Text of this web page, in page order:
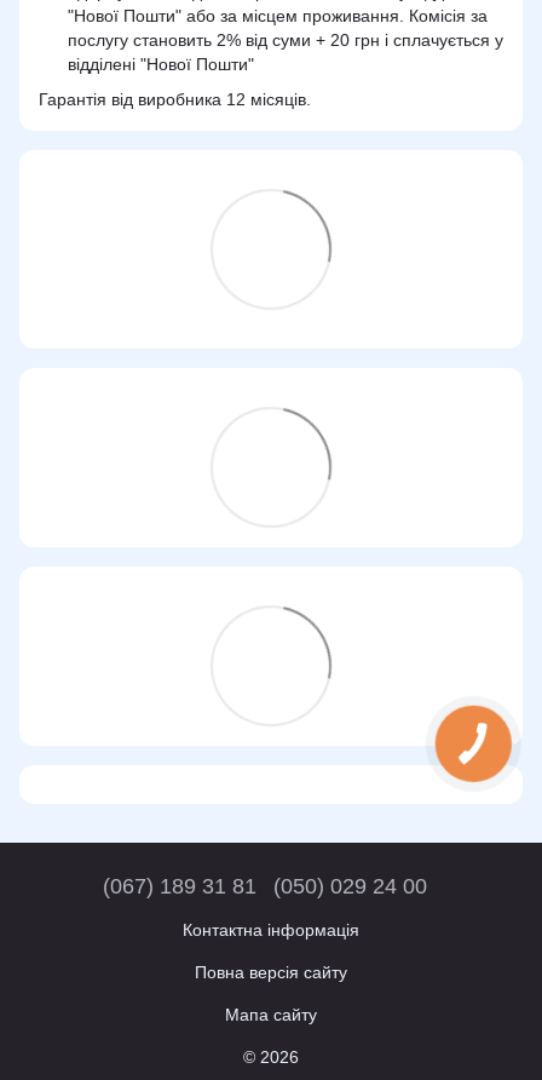
"Нової Пошти" або за місцем проживання. Комісія за
послугу становить 2% від суми + 20 грн і сплачується у
відділені "Нової Пошти"
Гарантія від виробника 12 місяців.
(067) 189 31 81 (050) 029 24 00
Контактна інформація
Повна версія сайту
Мапа сайту
© 2026